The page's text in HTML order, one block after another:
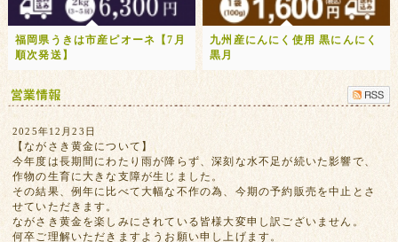
福岡県うきは市産ピオーネ【7月
順次発送】
九州産にんにく使用 黒にんにく
黒月
2025年12月23日
【ながさき黄金について】
今年度は長期間にわたり雨が降らず、深刻な水不足が続いた影響で、
作物の生育に大きな支障が生じました。
その結果、例年に比べて大幅な不作の為、今期の予約販売を中止とさ
せていただきます。
ながさき黄金を楽しみにされている皆様大変申し訳ございません。
何卒ご理解いただきますようお願い申し上げます。